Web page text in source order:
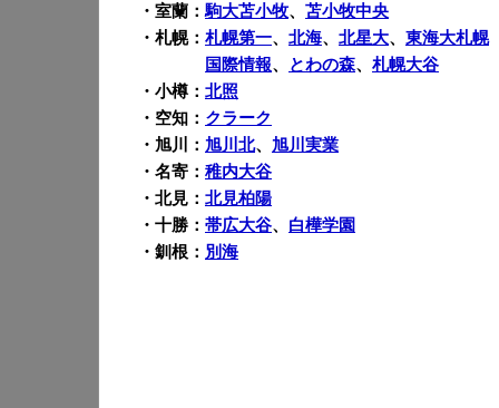
・室蘭： 駒大苫小牧、 苫小牧中央
・札幌： 札幌第一、 北海、 北星大、 東海大札幌
国際情報、 とわの森、 札幌大谷
・小樽： 北照
・空知： クラーク
・旭川： 旭川北、 旭川実業
・名寄： 稚内大谷
・北見： 北見柏陽
・十勝： 帯広大谷、 白樺学園
・釧根： 別海